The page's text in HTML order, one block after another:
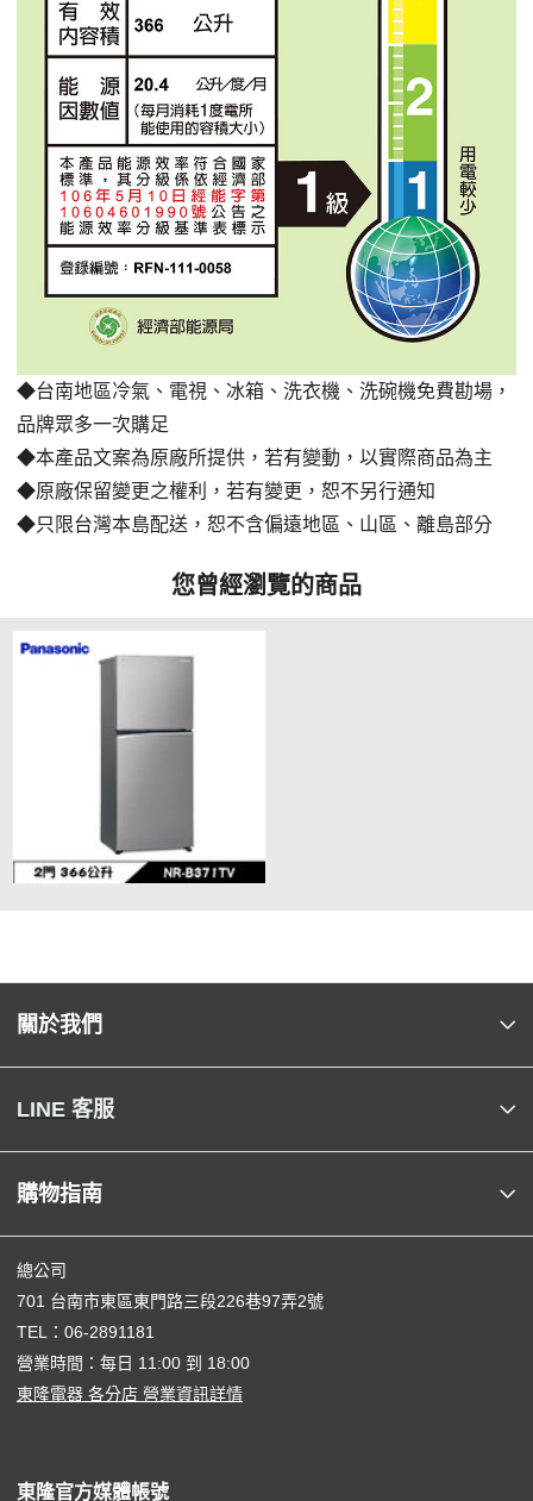
◆台南地區冷氣、電視、冰箱、洗衣機、洗碗機免費勘場 ，
品牌眾多一次購足
◆本產品文案為原廠所提供，若有變動，以實際商品為主
◆原廠保留變更之權利，若有變更，恕不另行通知
◆只限台灣本島配送，恕不含偏遠地區、山區、離島部分
您曾經瀏覽的商品
關於我們
LINE 客服
購物指南
總公司
701 台南市東區東門路三段226巷97弄2號
TEL： 06-2891181
營業時間：每日 11:00 到 18:00
東隆電器 各分店 營業資訊詳情
東隆官方媒體帳號